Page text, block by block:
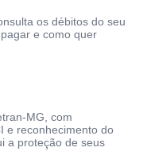
os débitos do seu
e como quer
MG, com
e reconhecimento do
a proteção de seus